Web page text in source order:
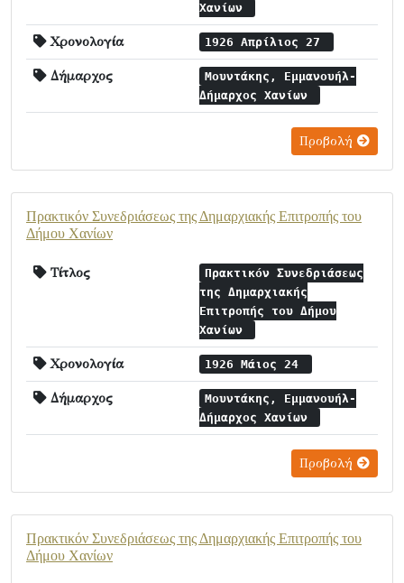
Χανίων
Χρονολογία 1926 Απρίλιος 27
Δήμαρχος
Μουντάκης, Εμμανουήλ-
Δήμαρχος Χανίων
Προβολή
Πρακτικόν Συνεδριάσεως της Δημαρχιακής Επιτροπής του
Δήμου Χανίων
Τίτλος
Πρακτικόν Συνεδριάσεως
της Δημαρχιακής
Επιτροπής του Δήμου
Χανίων
Χρονολογία 1926 Μάιος 24
Δήμαρχος
Μουντάκης, Εμμανουήλ-
Δήμαρχος Χανίων
Προβολή
Πρακτικόν Συνεδριάσεως της Δημαρχιακής Επιτροπής του
Δήμου Χανίων